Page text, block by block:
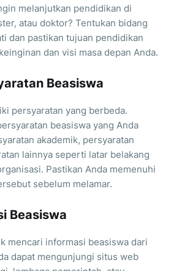
melanjutkan pendidikan di
atau doktor? Tentukan bidang
dan pastikan tujuan pendidikan
dan visi masa depan Anda.
Beasiswa
persyaratan yang berbeda.
beasiswa yang Anda
akademik, persyaratan
lainnya seperti latar belakang
Pastikan Anda memenuhi
sebelum melamar.
Beasiswa
mencari informasi beasiswa dari
dapat mengunjungi situs web